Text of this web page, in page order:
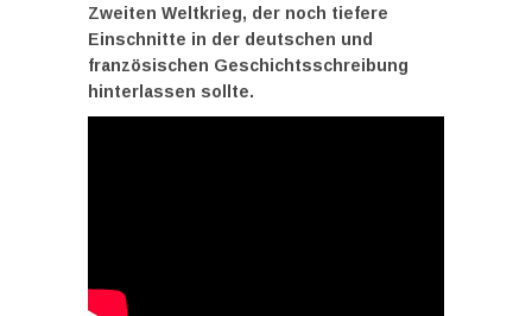
Zweiten Weltkrieg, der noch tiefere
Einschnitte in der deutschen und
französischen Geschichtsschreibung
hinterlassen sollte.